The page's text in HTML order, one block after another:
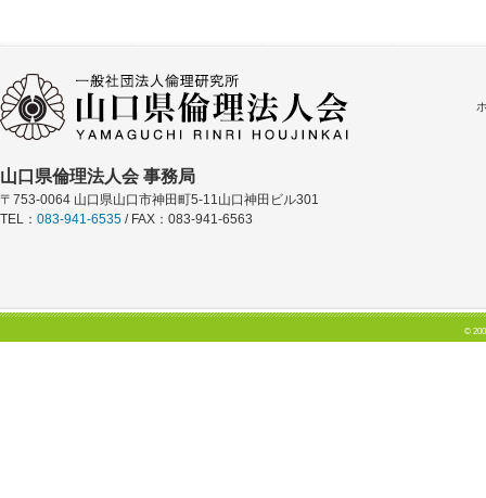
山口県倫理法人会 事務局
〒753-0064 山口県山口市神田町5-11山口神田ビル301
TEL： 083-941-6535 / FAX：083-941-6563
©